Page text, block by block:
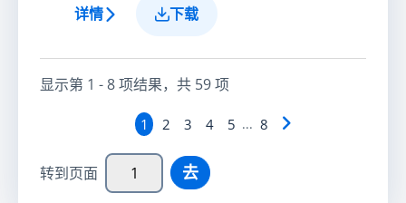
详情 下载
显示第 1 - 8项结果，共 59项
1 2 3 4 5 ... 8
转到页面 去